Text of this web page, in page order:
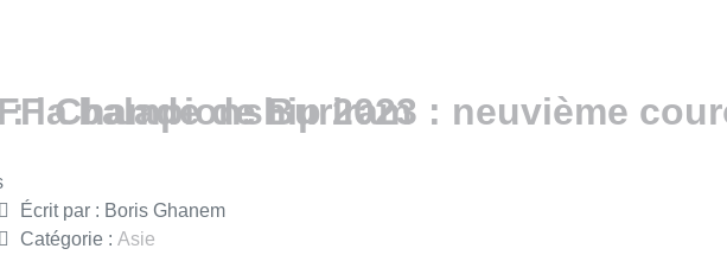
: la balade de Buriram
Championship 2023 : neuvième
Écrit par : Boris Ghanem
Catégorie : Asie